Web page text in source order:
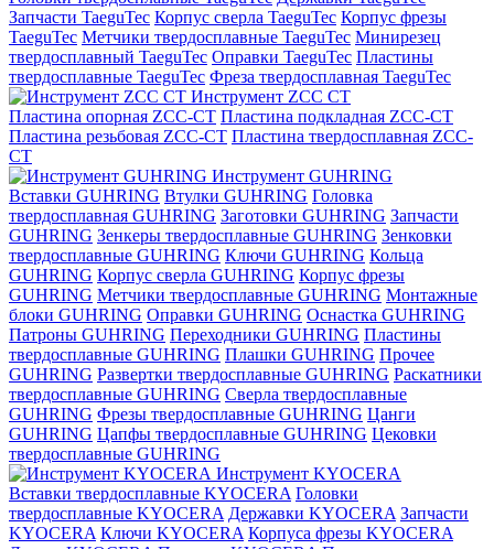
Запчасти TaeguTec Корпус сверла TaeguTec Корпус фрезы
TaeguTec Метчики твердосплавные TaeguTec Минирезец
твердосплавный TaeguTec Оправки TaeguTec Пластины
твердосплавные TaeguTec Фреза твердосплавная TaeguTec
Инструмент ZCС CT
Пластина опорная ZCC-CT Пластина подкладная ZCC-CT
Пластина резьбовая ZCC-CT Пластина твердосплавная ZCC-
CT
Инструмент GUHRING
Вставки GUHRING Втулки GUHRING Головка
твердосплавная GUHRING Заготовки GUHRING Запчасти
GUHRING Зенкеры твердосплавные GUHRING Зенковки
твердосплавные GUHRING Ключи GUHRING Кольца
GUHRING Корпус сверла GUHRING Корпус фрезы
GUHRING Метчики твердосплавные GUHRING Монтажные
блоки GUHRING Оправки GUHRING Оснастка GUHRING
Патроны GUHRING Переходники GUHRING Пластины
твердосплавные GUHRING Плашки GUHRING Прочее
GUHRING Развертки твердосплавные GUHRING Раскатники
твердосплавные GUHRING Сверла твердосплавные
GUHRING Фрезы твердосплавные GUHRING Цанги
GUHRING Цапфы твердосплавные GUHRING Цековки
твердосплавные GUHRING
Инструмент KYOCERA
Вставки твердосплавные KYOCERA Головки
твердосплавные KYOCERA Державки KYOCERA Запчасти
KYOCERA Ключи KYOCERA Корпуса фрезы KYOCERA